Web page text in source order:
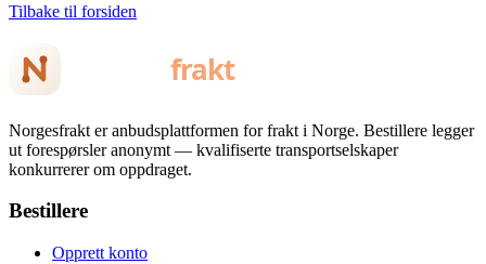
Tilbake til forsiden
Norgesfrakt er anbudsplattformen for frakt i Norge. Bestillere legger
ut forespørsler anonymt — kvalifiserte transportselskaper
konkurrerer om oppdraget.
Bestillere
Opprett konto